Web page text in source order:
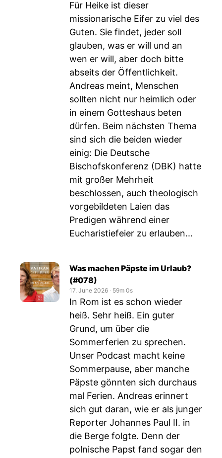
Für Heike ist dieser
missionarische Eifer zu viel des
Guten. Sie findet, jeder soll
glauben, was er will und an
wen er will, aber doch bitte
abseits der Öffentlichkeit.
Andreas meint, Menschen
sollten nicht nur heimlich oder
in einem Gotteshaus beten
dürfen. Beim nächsten Thema
sind sich die beiden wieder
einig: Die Deutsche
Bischofskonferenz (DBK) hatte
mit großer Mehrheit
beschlossen, auch theologisch
vorgebildeten Laien das
Predigen während einer
Eucharistiefeier zu erlauben...
Was machen Päpste im Urlaub?
(#078)
17. June 2026 ‧ 59m 0s
In Rom ist es schon wieder
heiß. Sehr heiß. Ein guter
Grund, um über die
Sommerferien zu sprechen.
Unser Podcast macht keine
Sommerpause, aber manche
Päpste gönnten sich durchaus
mal Ferien. Andreas erinnert
sich gut daran, wie er als junger
Reporter Johannes Paul II. in
die Berge folgte. Denn der
polnische Papst fand sogar den